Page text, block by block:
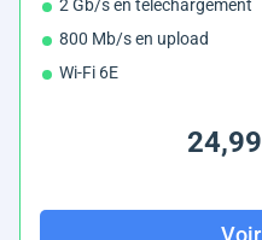
2 Gb/s en téléchargement
800 Mb/s en upload
Wi-Fi 6E